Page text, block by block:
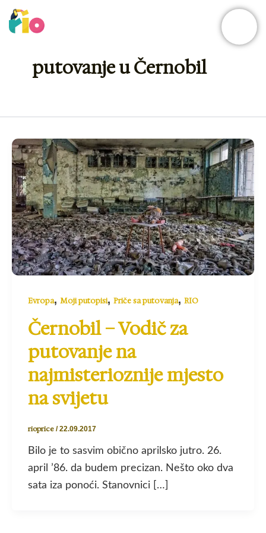
Skip
to
putovanje u Černobil
Evropa, Moji putopisi, Priče sa putovanja, RIO
Černobil – Vodič za
putovanje na
najmisterioznije mjesto
na svijetu
rioprice /22.09.2017
Bilo je to sasvim obično aprilsko jutro. 26.
april ’86. da budem precizan. Nešto oko dva
sata iza ponoći. Stanovnici […]